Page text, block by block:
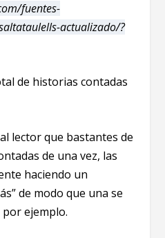
fuentes-
actualizado/?
de historias contadas
lector que bastantes de
de una vez, las
haciendo un
de modo que una se
ejemplo.